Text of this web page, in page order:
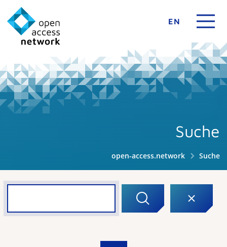
EN
Suche
open-access.network Suche